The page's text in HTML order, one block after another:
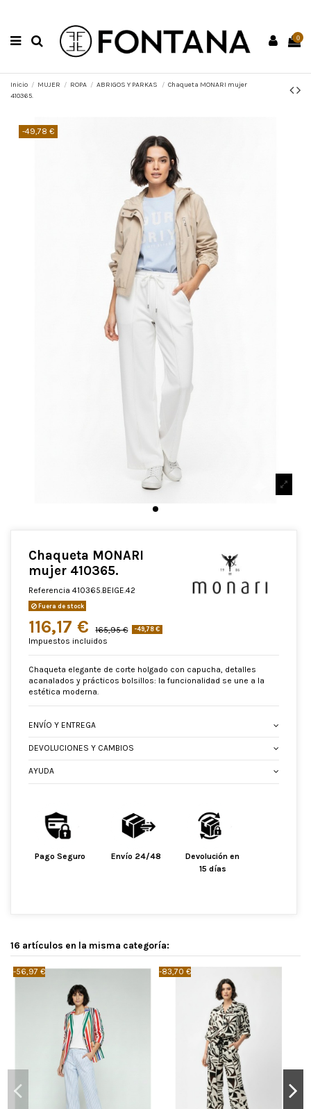
0
Inicio MUJER ROPA ABRIGOS Y PARKAS
Chaqueta MONARI mujer
410365.
-49,78 €
Chaqueta MONARI
mujer 410365.
Referencia 410365.BEIGE.42
Fuera de stock
116,17 € 165,95 € -49,78 €
Impuestos incluidos
Chaqueta elegante de corte holgado con capucha, detalles
acanalados y prácticos bolsillos: la funcionalidad se une a la
estética moderna.
ENVÍO Y ENTREGA
DEVOLUCIONES Y CAMBIOS
AYUDA
Pago Seguro Envío 24/48
Devolución en
15 días
16 artículos en la misma categoría:
-56,97 € -83,70 €